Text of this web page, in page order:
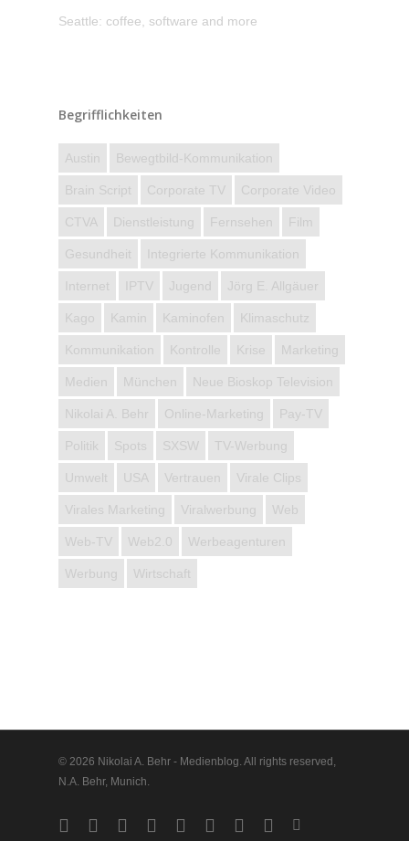
Seattle: coffee, software and more
Begrifflichkeiten
Austin Bewegtbild-Kommunikation
Brain Script Corporate TV Corporate Video
CTVA Dienstleistung Fernsehen Film
Gesundheit Integrierte Kommunikation
Internet IPTV Jugend Jörg E. Allgäuer
Kago Kamin Kaminofen Klimaschutz
Kommunikation Kontrolle Krise Marketing
Medien München Neue Bioskop Television
Nikolai A. Behr Online-Marketing Pay-TV
Politik Spots SXSW TV-Werbung
Umwelt USA Vertrauen Virale Clips
Virales Marketing Viralwerbung Web
Web-TV Web2.0 Werbeagenturen
Werbung Wirtschaft
© 2026 Nikolai A. Behr - Medienblog. All rights reserved,
N.A. Behr, Munich.
twitter facebookvimeo pinterestlinkedinyoutubegoogle-instagram
vine